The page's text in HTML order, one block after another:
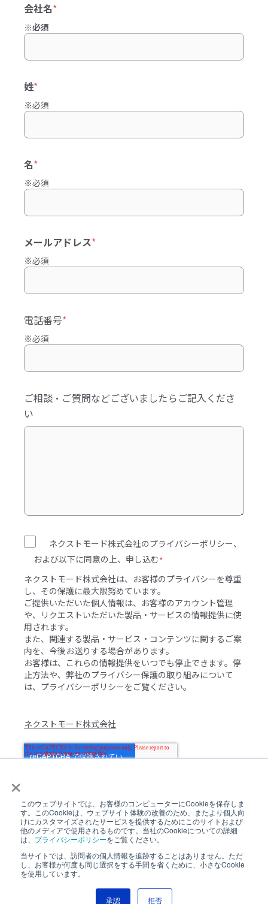
×
このウェブサイトでは、お客様のコンピューターにCookieを保存しま
す。このCookieは、ウェブサイト体験の改善のため、またより個人向
けにカスタマイズされたサービスを提供するためにこのサイトおよび
他のメディアで使用されるものです。当社のCookieについての詳細
は、 プライバシーポリシーをご覧ください。
当サイトでは、訪問者の個人情報を追跡することはありません。ただ
し、お客様が何度も同じ選択をする手間を省くために、小さなCookie
を使用しています。
承認 拒否
会社名*
※必須
姓*
※必須
名*
※必須
メールアドレス*
※必須
電話番号*
※必須
ご相談・ご質問などございましたらご記入くださ
い
ネクストモード株式会社のプライバシーポリシー、
および以下に同意の上、申し込む*
ネクストモード株式会社は、お客様のプライバシーを尊重
し、その保護に最大限努めています。
ご提供いただいた個人情報は、お客様のアカウント管理
や、リクエストいただいた製品・サービスの情報提供に使
用されます。
また、関連する製品・サービス・コンテンツに関するご案
内を、今後お送りする場合があります。
お客様は、これらの情報提供をいつでも停止できます。停
止方法や、弊社のプライバシー保護の取り組みについて
は、 プライバシーポリシーをご覧ください。
ネクストモード株式会社
Copyright © 2026,Nextmode, Inc.
Privacy Poilicy |
Nextmode